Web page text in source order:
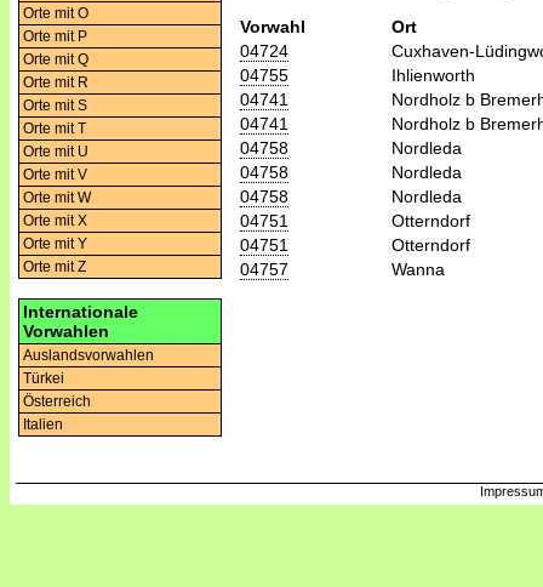
Orte mit O
Orte mit P
Orte mit Q
Orte mit R
Orte mit S
Orte mit T
Orte mit U
Orte mit V
Orte mit W
Orte mit X
Orte mit Y
Orte mit Z
Internationale
Vorwahlen
Auslandsvorwahlen
Türkei
Österreich
Italien
Vorwahl
Ort
04724
Cuxhaven-
04755
Ihlienworth
04741
Nordholz b
04741
Nordholz b
04758
Nordleda
04758
Nordleda
04758
Nordleda
04751
Otterndorf
04751
Otterndorf
04757
Wanna